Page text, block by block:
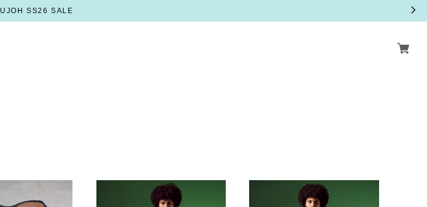
UJOH SS26 SALE